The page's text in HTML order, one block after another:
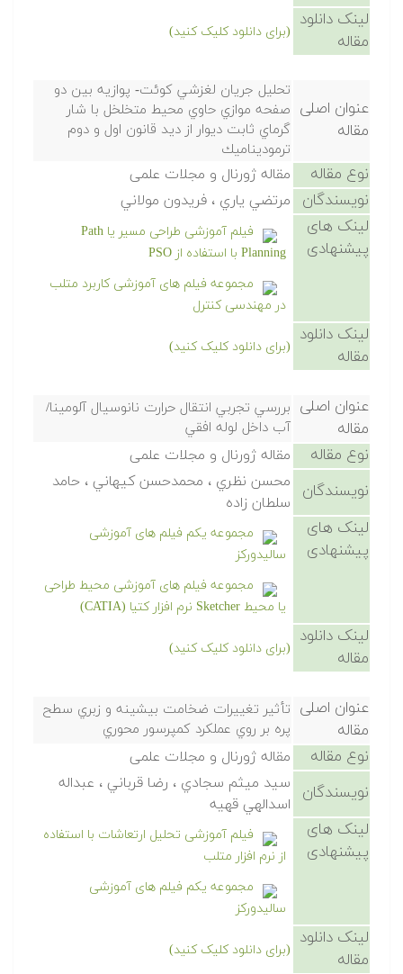
لینک دانلود
مقاله
(برای دانلود کلیک کنید)
عنوان اصلی
مقاله
تحليل جريان لغزشي كوئت- پوازيه بين دو
صفحه موازي حاوي محيط متخلخل با شار
گرماي ثابت ديوار از ديد قانون اول و دوم
ترموديناميك
نوع مقاله مقاله ژورنال و مجلات علمی
نویسندگان مرتضي ياري ، فريدون مولاني
لینک های
پیشنهادی
فیلم آموزشی طراحی مسیر یا Path
Planning با استفاده از PSO
مجموعه فیلم های آموزشی کاربرد متلب
در مهندسی کنترل
لینک دانلود
مقاله
(برای دانلود کلیک کنید)
عنوان اصلی
مقاله
بررسي تجربي انتقال حرارت نانوسيال آلومينا/
آب داخل لوله افقي
نوع مقاله مقاله ژورنال و مجلات علمی
نویسندگان
محسن نظري ، محمدحسن كيهاني ، حامد
سلطان زاده
لینک های
پیشنهادی
مجموعه یکم فیلم های آموزشی
سالیدورکز
مجموعه فیلم های آموزشی محیط طراحی
یا محیط Sketcher نرم افزار کتیا (CATIA)
لینک دانلود
مقاله
(برای دانلود کلیک کنید)
عنوان اصلی
مقاله
تأثير تغييرات ضخامت بيشينه و زبري سطح
پره بر روي عملكرد كمپرسور محوري
نوع مقاله مقاله ژورنال و مجلات علمی
نویسندگان
سيد ميثم سجادي ، رضا قرباني ، عبداله
اسدالهي قهيه
لینک های
پیشنهادی
فیلم آموزشی تحلیل ارتعاشات با استفاده
از نرم افزار متلب
مجموعه یکم فیلم های آموزشی
سالیدورکز
لینک دانلود
مقاله
(برای دانلود کلیک کنید)